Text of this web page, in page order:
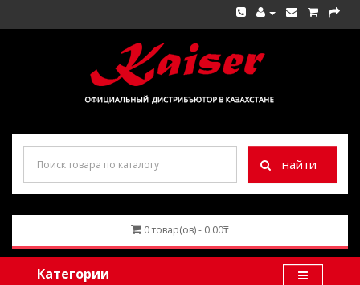
найти
0 товар(ов) - 0.00₸
Категории